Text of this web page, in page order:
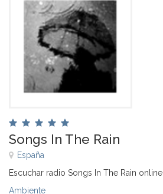
Songs In The Rain
España
Escuchar radio Songs In The Rain online
Ambiente